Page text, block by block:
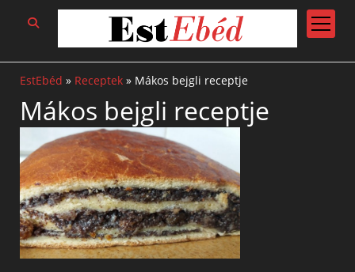
open
menu
EstEbéd » Receptek» Mákos bejgli receptje
Mákos bejgli receptje